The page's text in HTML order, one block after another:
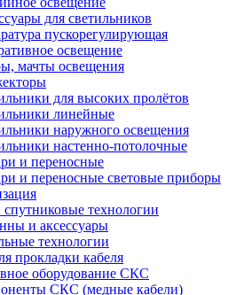
для светильников
пускорегулирующая
освещение
мачты освещения
для высоких пролётов
линейные
наружного освещения
настенно-потолочные
и переносные
и переносные световые приборы
технологии
и аксессуары
технологии
прокладки кабеля
оборудование СКС
СКС (медные кабели)